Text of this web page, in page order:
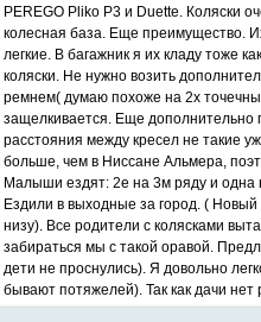
PEREGO Pliko P3 и Duette. Коляски
колесная база. Еще преимущество.
легкие. В багажник я их кладу тоже
коляски. Не нужно возить
ремнем( думаю похоже на 2х
защелкивается. Еще дополнительно
расстояния между кресел не такие
больше, чем в Ниссане Альмера,
Малыши ездят: 2е на 3м ряду и одна
Ездили в выходные за город. (
низу). Все родители с колясками
забираться мы с такой оравой.
дети не проснулись). Я довольно
бывают потяжелей). Так как дачи